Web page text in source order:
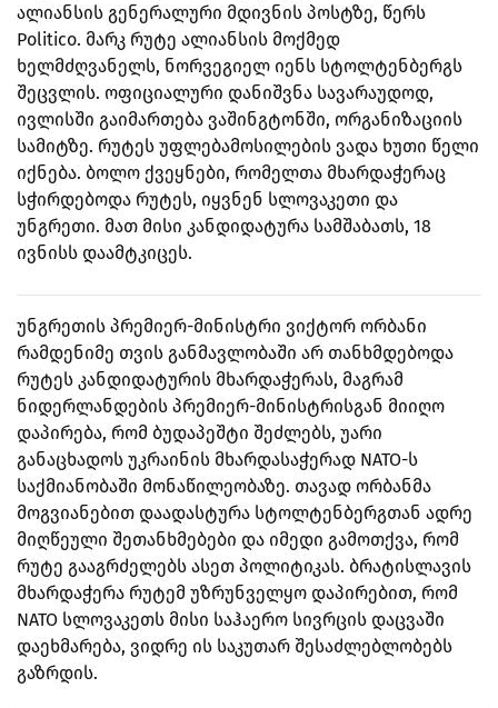
ალიანსის გენერალური მდივნის პოსტზე, წერს
Politico. მარკ რუტე ალიანსის მოქმედ
ხელმძღვანელს, ნორვეგიელ იენს სტოლტენბერგს
შეცვლის. ოფიციალური დანიშვნა სავარაუდოდ,
ივლისში გაიმართება ვაშინგტონში, ორგანიზაციის
სამიტზე. რუტეს უფლებამოსილების ვადა ხუთი წელი
იქნება. ბოლო ქვეყნები, რომელთა მხარდაჭერაც
სჭირდებოდა რუტეს, იყვნენ სლოვაკეთი და
უნგრეთი. მათ მისი კანდიდატურა სამშაბათს, 18
ივნისს დაამტკიცეს.
უნგრეთის პრემიერ-მინისტრი ვიქტორ ორბანი
რამდენიმე თვის განმავლობაში არ თანხმდებოდა
რუტეს კანდიდატურის მხარდაჭერას, მაგრამ
ნიდერლანდების პრემიერ-მინისტრისგან მიიღო
დაპირება, რომ ბუდაპეშტი შეძლებს, უარი
განაცხადოს უკრაინის მხარდასაჭერად NATO-ს
საქმიანობაში მონაწილეობაზე. თავად ორბანმა
მოგვიანებით დაადასტურა სტოლტენბერგთან ადრე
მიღწეული შეთანხმებები და იმედი გამოთქვა, რომ
რუტე გააგრძელებს ასეთ პოლიტიკას. ბრატისლავის
მხარდაჭერა რუტემ უზრუნველყო დაპირებით, რომ
NATO სლოვაკეთს მისი საჰაერო სივრცის დაცვაში
დაეხმარება, ვიდრე ის საკუთარ შესაძლებლობებს
გაზრდის.